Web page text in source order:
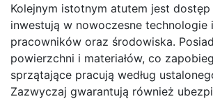
Kolejnym istotnym atutem jest
inwestują w nowoczesne
pracowników oraz środowiska.
powierzchni i materiałów, co
sprzątające pracują według
Zazwyczaj gwarantują również